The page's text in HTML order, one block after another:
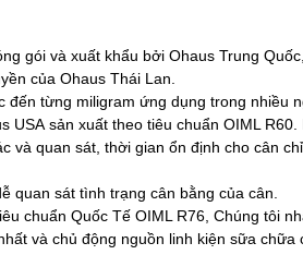
gói và xuất khẩu bởi Ohaus Trung
của Ohaus Thái Lan.
đến từng miligram ứng dụng trong nhiều
sản xuất theo tiêu chuẩn OIML
quan sát, thời gian ổn định cho cân
quan sát tình trạng cân bằng của cân.
chuẩn Quốc Tế OIML R76, Chúng tôi
và chủ động nguồn linh kiện sữa